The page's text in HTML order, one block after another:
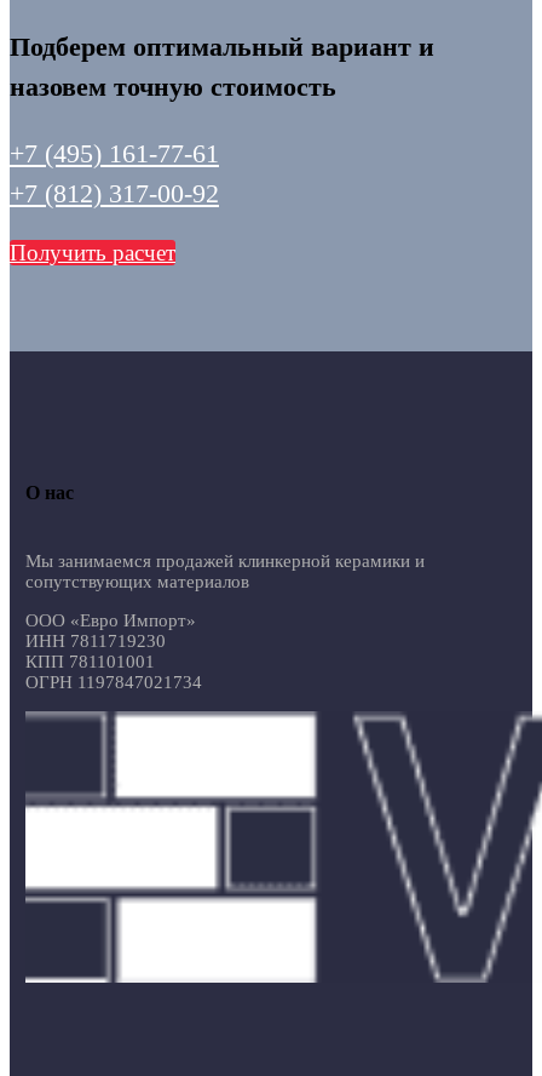
Подберем оптимальный вариант и
назовем точную стоимость
+7 (495) 161-77-61
+7 (812) 317-00-92
Получить расчет
О нас
Мы занимаемся продажей клинкерной керамики и
сопутствующих материалов
ООО «Евро Импорт»
ИНН 7811719230
КПП 781101001
ОГРН 1197847021734